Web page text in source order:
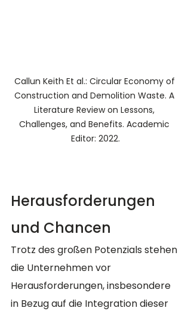
Callun Keith Et al.: Circular Economy of
Construction and Demolition Waste. A
Literature Review on Lessons,
Challenges, and Benefits. Academic
Editor: 2022.
Herausforderungen
und Chancen
Trotz des großen Potenzials stehen
die Unternehmen vor
Herausforderungen, insbesondere
in Bezug auf die Integration dieser